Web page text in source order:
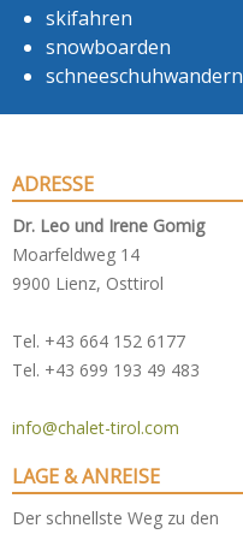
skifahren
snowboarden
schneeschuhwandern
ADRESSE
Dr. Leo und Irene Gomig
Moarfeldweg 14
9900 Lienz, Osttirol
Tel. +43 664 152 6177
Tel. +43 699 193 49 483
info@chalet-tirol.com
LAGE & ANREISE
Der schnellste Weg zu den